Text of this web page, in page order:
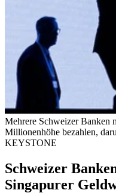
Mehrere Schweizer Banken
Millionenhöhe bezahlen,
KEYSTONE
Schweizer
Singapurer